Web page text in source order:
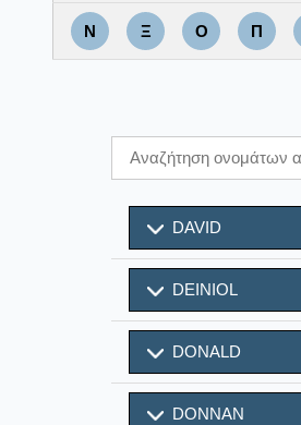
Ν Ξ Ο Π
DAVID
DEINIOL
DONALD
DONNAN